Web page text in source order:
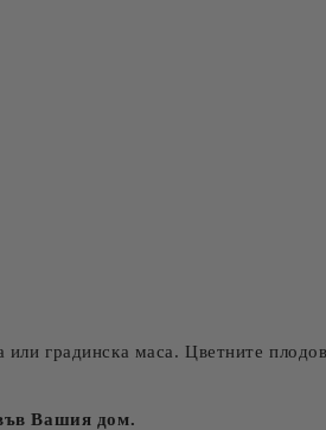
градинска маса. Цветните
Вашия дом.